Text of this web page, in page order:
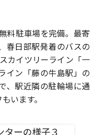
料駐車場を完備。最寄
春日部駅発着のバスの
カイツリーライン「一
ン「藤の牛島駅」 の
駅近隣の駐輪場に通
います。